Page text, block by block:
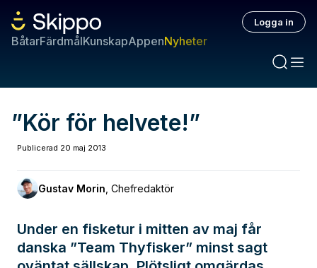
BåtarFärdmålKunskapAppenNyheter
Logga in
”Kör för helvete!”
Publicerad 20 maj 2013
Gustav Morin Chefredaktör
Under en fisketur i mitten av maj får
danska ”Team Thyfisker” minst sagt